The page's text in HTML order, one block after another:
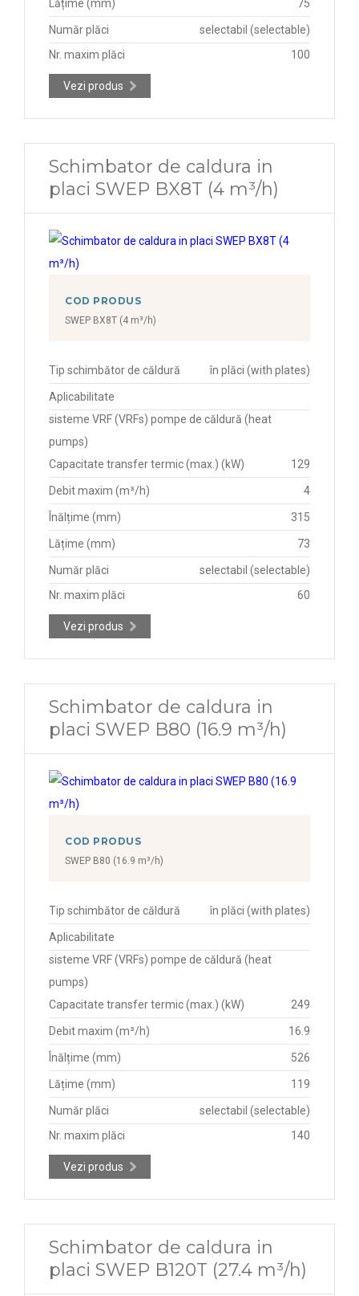
Lățime (mm) 75
Număr plăci
selectabil (selectable)
Nr. maxim plăci
100
Vezi produs
Schimbator de caldura in
placi SWEP BX8T (4 m³/h)
COD PRODUS
SWEP BX8T (4 m³/h)
Tip schimbător de căldură în plăci (with plates)
Aplicabilitate
sisteme VRF (VRFs) pompe de căldură (heat
pumps)
Capacitate transfer termic (max.) (kW)
129
Debit maxim (m³/h) 4
Înălțime (mm) 315
Lățime (mm) 73
Număr plăci
selectabil (selectable)
Nr. maxim plăci
60
Vezi produs
Schimbator de caldura in
placi SWEP B80 (16.9 m³/h)
COD PRODUS
SWEP B80 (16.9 m³/h)
Tip schimbător de căldură în plăci (with plates)
Aplicabilitate
sisteme VRF (VRFs) pompe de căldură (heat
pumps)
Capacitate transfer termic (max.) (kW)
249
Debit maxim (m³/h) 16.9
Înălțime (mm) 526
Lățime (mm) 119
Număr plăci
selectabil (selectable)
Nr. maxim plăci
140
Vezi produs
Schimbator de caldura in
placi SWEP B120T (27.4 m³/h)